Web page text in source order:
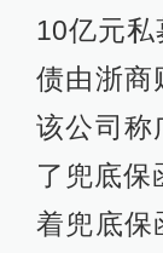
10亿元
债由浙商
该公司称
了兜底保
着兜底保